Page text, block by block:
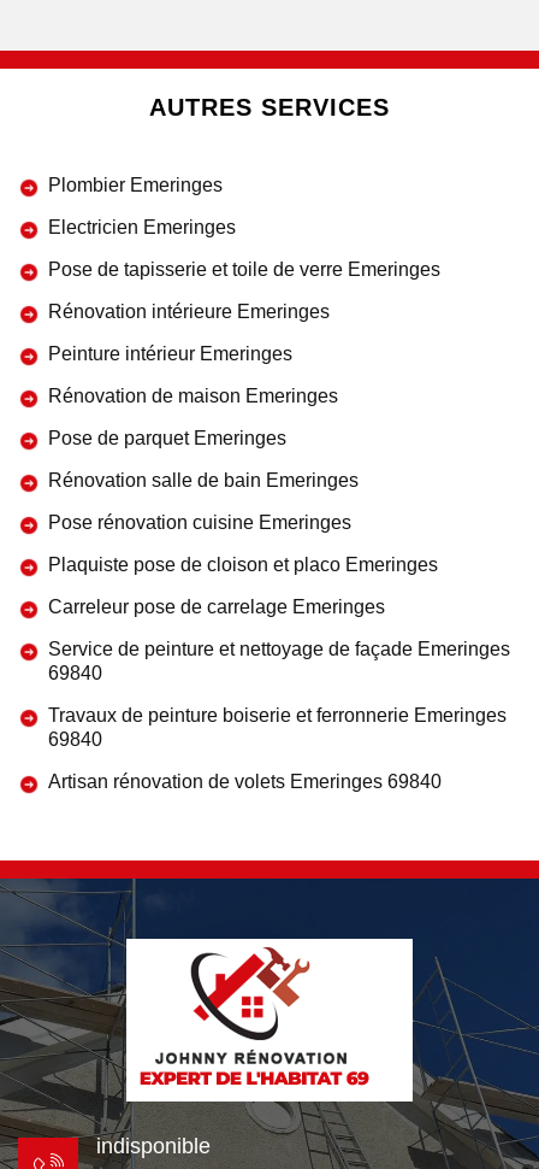
AUTRES SERVICES
Plombier Emeringes
Electricien Emeringes
Pose de tapisserie et toile de verre Emeringes
Rénovation intérieure Emeringes
Peinture intérieur Emeringes
Rénovation de maison Emeringes
Pose de parquet Emeringes
Rénovation salle de bain Emeringes
Pose rénovation cuisine Emeringes
Plaquiste pose de cloison et placo Emeringes
Carreleur pose de carrelage Emeringes
Service de peinture et nettoyage de façade Emeringes
69840
Travaux de peinture boiserie et ferronnerie Emeringes
69840
Artisan rénovation de volets Emeringes 69840
indisponible